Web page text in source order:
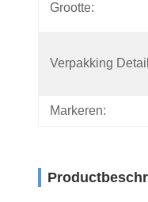
Grootte:
Verpakking
Markeren: